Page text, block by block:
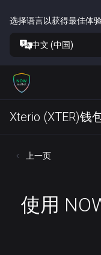
选择语言以获得最佳体
中文 (中国)
Xterio (XTER)钱
上一页
使用